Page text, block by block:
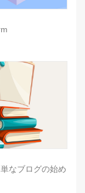
なブログの始め